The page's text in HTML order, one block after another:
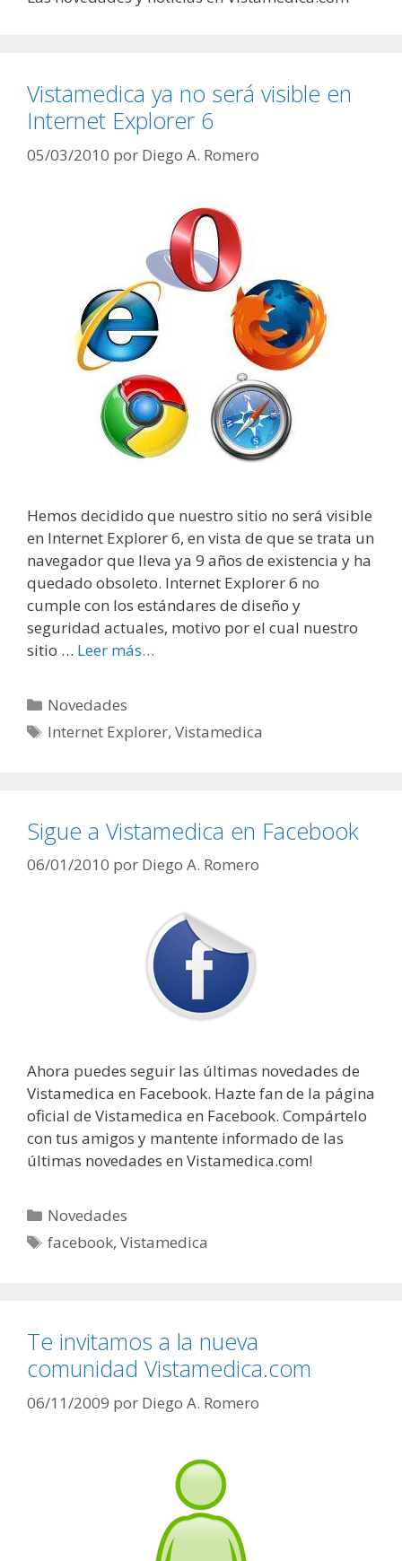
Vistamedica ya no será visible en
Internet Explorer 6
05/03/2010 por Diego A. Romero
Hemos decidido que nuestro sitio no será visible
en Internet Explorer 6, en vista de que se trata un
navegador que lleva ya 9 años de existencia y ha
quedado obsoleto. Internet Explorer 6 no
cumple con los estándares de diseño y
seguridad actuales, motivo por el cual nuestro
sitio … Leer más…
Categorías
Novedades
Etiquetas
Internet Explorer,Vistamedica
Sigue a Vistamedica en Facebook
06/01/2010 por Diego A. Romero
Ahora puedes seguir las últimas novedades de
Vistamedica en Facebook. Hazte fan de la página
oficial de Vistamedica en Facebook. Compártelo
con tus amigos y mantente informado de las
últimas novedades en Vistamedica.com!
Categorías
Novedades
Etiquetas
facebook,Vistamedica
Te invitamos a la nueva
comunidad Vistamedica.com
06/11/2009 por Diego A. Romero